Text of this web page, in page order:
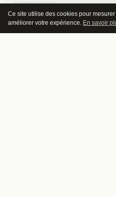
PHOTOGRAPHE
Ce site utilise des cookies pour
améliorer votre expérience. En savoir